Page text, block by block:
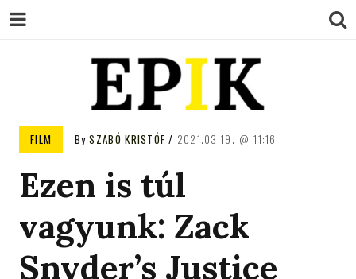
EPIK
FILM BySZABÓ KRISTÓF 2021.03.19. 11:16
Ezen is túl
vagyunk: Zack
Snyder’s Justice